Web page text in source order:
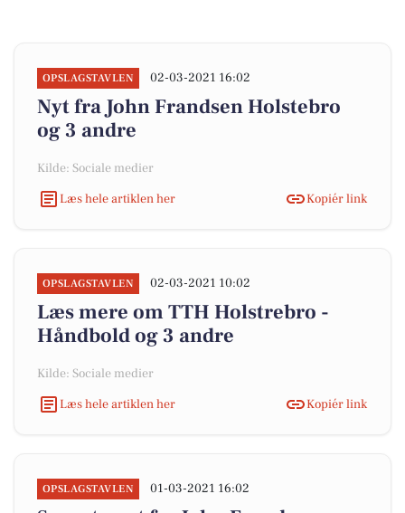
OPSLAGSTAVLEN 02-03-2021 16:02
Nyt fra John Frandsen Holstebro
og 3 andre
Kilde: Sociale medier
Læs hele artiklen her
Kopiér link
OPSLAGSTAVLEN 02-03-2021 10:02
Læs mere om TTH Holstrebro -
Håndbold og 3 andre
Kilde: Sociale medier
Læs hele artiklen her
Kopiér link
OPSLAGSTAVLEN 01-03-2021 16:02